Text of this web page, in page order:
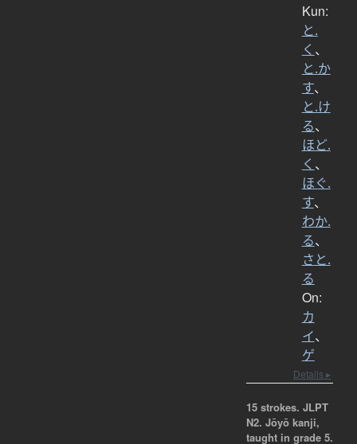
Kun:
と.
く 、
と.か
す、
と.け
る、
ほど.
く 、
ほぐ.
す、
わか.
る、
さと.
る
On:
カ
イ、
ゲ
Details ▸
15 strokes. JLPT
N2. Jōyō kanji,
taught in grade 5.